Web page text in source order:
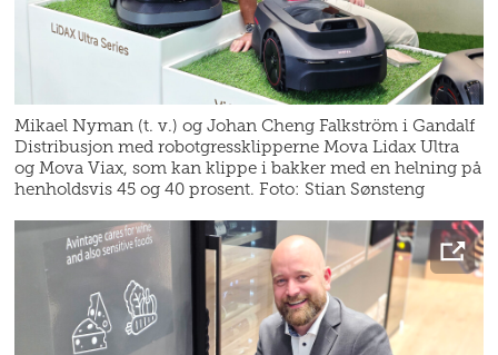
Mikael Nyman (t. v.) og Johan Cheng Falkström i Gandalf
Distribusjon med robotgressklipperne Mova Lidax Ultra
og Mova Viax, som kan klippe i bakker med en helning på
henholdsvis 45 og 40 prosent. Foto: Stian Sønsteng